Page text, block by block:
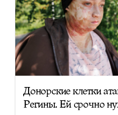
Донорские клетки
Регины. Ей срочно